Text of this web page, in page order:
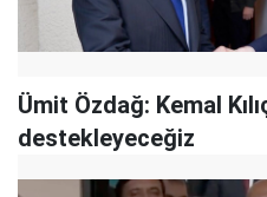
Ümit Özdağ: Kemal
destekleyeceğiz